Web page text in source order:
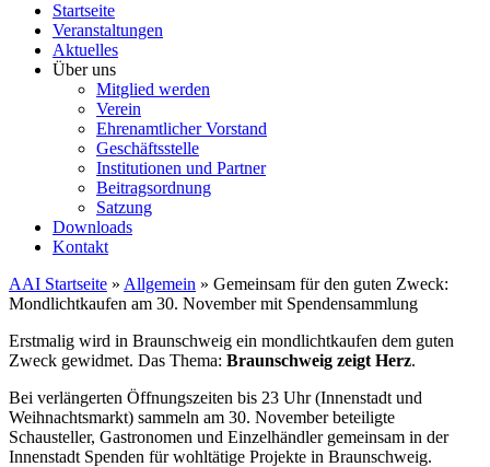
Startseite
Veranstaltungen
Aktuelles
Über uns
Mitglied werden
Verein
Ehrenamtlicher Vorstand
Geschäftsstelle
Institutionen und Partner
Beitragsordnung
Satzung
Downloads
Kontakt
AAI Startseite » Allgemein » Gemeinsam für den guten Zweck:
Mondlichtkaufen am 30. November mit Spendensammlung
Erstmalig wird in Braunschweig ein mondlichtkaufen dem guten
Zweck gewidmet. Das Thema: Braunschweig zeigt Herz.
Bei verlängerten Öffnungszeiten bis 23 Uhr (Innenstadt und
Weihnachtsmarkt) sammeln am 30. November beteiligte
Schausteller, Gastronomen und Einzelhändler gemeinsam in der
Innenstadt Spenden für wohltätige Projekte in Braunschweig.